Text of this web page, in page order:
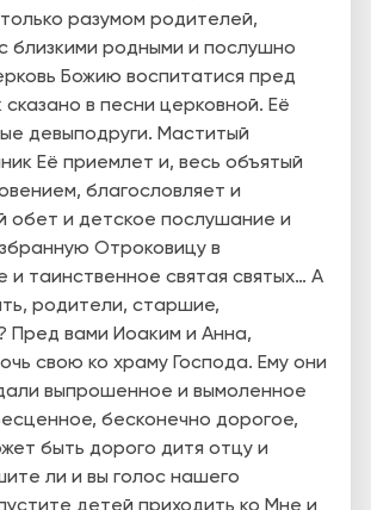
разумом родителей,
близкими родными и послушно
Божию воспитатися пред
сказано в песни церковной. Её
девы­подруги. Маститый
Её приемлет и, весь объятый
благословляет и
обет и детское послушание и
Отроковицу в
и таинственное святая святых… А
родители, старшие,
Пред вами Иоаким и Анна,
свою ко храму Господа. Ему они
выпрошенное и вымоленное
бесконечно дорогое,
быть дорого дитя отцу и
ли и вы голос нашего